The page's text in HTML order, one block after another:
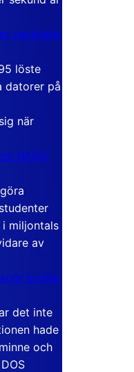
vecklade
löste
datorer på
när
BASIC
miljontals
av
bodde
det inte
hade
och